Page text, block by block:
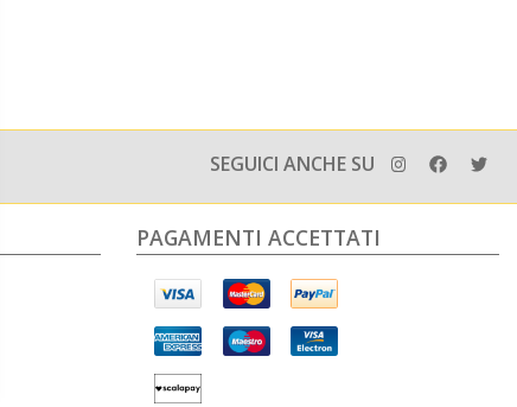
SEGUICI ANCHE SU
PAGAMENTI ACCETTATI